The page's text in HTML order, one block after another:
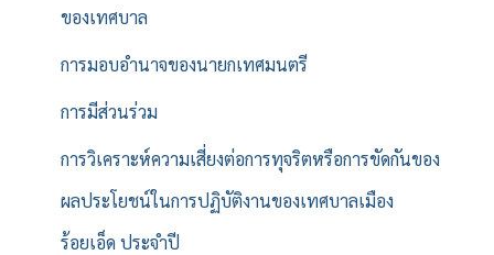
ของเทศบาล
การมอบอำนาจของนายกเทศมนตรี
การมีส่วนร่วม
การวิเคราะห์ความเสี่ยงต่อการทุจริตหรือการขัดกันของ
ผลประโยชน์ในการปฏิบัติงานของเทศบาลเมือง
ร้อยเอ็ด ประจำปี